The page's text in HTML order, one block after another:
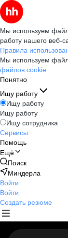
Мы используем
работу нашего веб-
Правила
Мы используем
файлов cookie
Понятно
Ищу работу
Ищу работу
Ищу работу
Ищу сотрудника
Сервисы
Помощь
Ещё
Поиск
Миндерла
Войти
Войти
Создать резюме